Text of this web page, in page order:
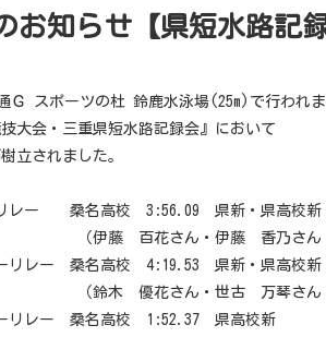
お知らせ【県短水路記録
Ｇ スポーツの杜 鈴鹿水泳場(25m)で行われ
大会・三重県短水路記録会』において
立されました。
レー 桑名高校 3:56.09 県新・県高校新
・伊藤 香乃さん・鈴木 優
リレー 桑名高校 4:19.53 県新・県高校新
・世古 万琴さん・伊藤 百
リレー 桑名高校 1:52.37 県高校新